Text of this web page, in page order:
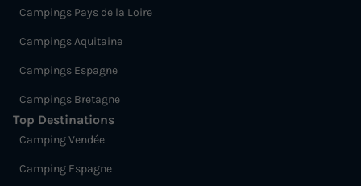
Campings Pays de la Loire
Campings Aquitaine
Campings Espagne
Campings Bretagne
Top Destinations
Camping Vendée
Camping Espagne